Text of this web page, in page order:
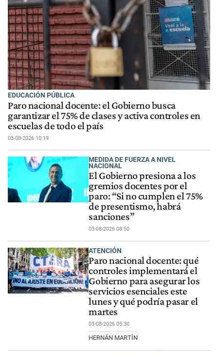
EDUCACIÓN PÚBLICA
Paro nacional docente: el Gobierno busca
garantizar el 75% de clases y activa controles en
escuelas de todo el país
03-08-2026 10:19
MEDIDA DE FUERZA A NIVEL
NACIONAL
El Gobierno presiona a los
gremios docentes por el
paro: “Si no cumplen el 75%
de presentismo, habrá
sanciones”
03-08-2026 08:50
ATENCIÓN
Paro nacional docente: qué
controles implementará el
Gobierno para asegurar los
servicios esenciales este
lunes y qué podría pasar el
martes
03-08-2026 05:30
HERNÁN MARTÍN